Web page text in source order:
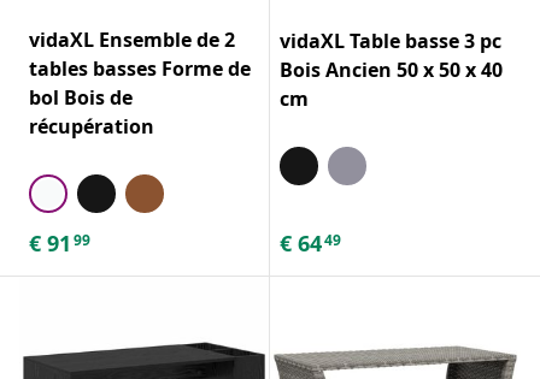
vidaXL Ensemble de 2
tables basses Forme de
bol Bois de
récupération
€ 91 99
vidaXL Table basse 3 pc
Bois Ancien 50 x 50 x 40
cm
€ 6449